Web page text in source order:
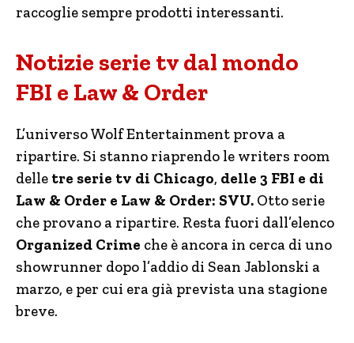
raccoglie sempre prodotti interessanti.
Notizie serie tv dal mondo
FBI e Law & Order
L’universo Wolf Entertainment prova a
ripartire. Si stanno riaprendo le writers room
delle tre serie tv di Chicago, delle 3 FBI e di
Law & Order e Law & Order: SVU. Otto serie
che provano a ripartire. Resta fuori dall’elenco
Organized Crime che è ancora in cerca di uno
showrunner dopo l’addio di Sean Jablonski a
marzo, e per cui era già prevista una stagione
breve.